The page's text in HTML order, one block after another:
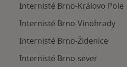
Internisté Brno-Královo Pole
Internisté Brno-Vinohrady
Internisté Brno-Židenice
Internisté Brno-sever